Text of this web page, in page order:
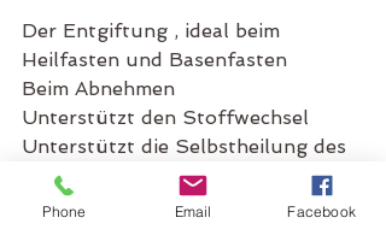
Der Entgiftung , ideal beim
Heilfasten und Basenfasten
Beim Abnehmen
Unterstützt den Stoffwechsel
Unterstützt die Selbstheilung des
Körpers
Löst Verspannungen
Phone Email Facebook